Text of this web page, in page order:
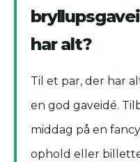
har alt?
Til et par, der har
en god gaveidé.
middag på en
ophold eller